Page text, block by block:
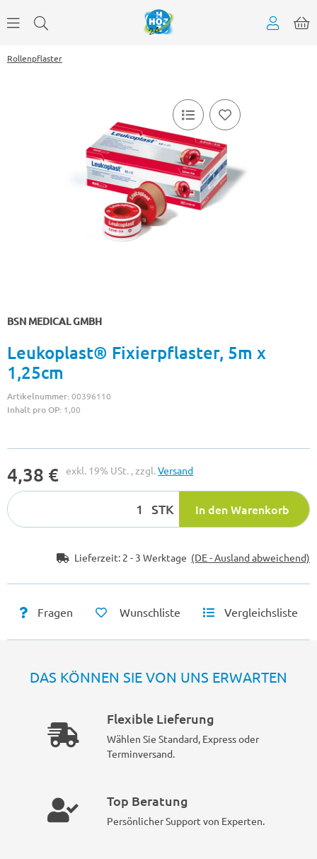
Rollenpflaster
BSN MEDICAL GMBH
Leukoplast® Fixierpflaster, 5m x
1,25cm
Artikelnummer:00396110
Inhalt pro OP: 1,00
4,38 € exkl. 19% USt. , zzgl.Versand
STK In den Warenkorb
Lieferzeit: 2 - 3 Werktage (DE - Ausland abweichend)
Fragen Wunschliste Vergleichsliste
DAS KÖNNEN SIE VON UNS ERWARTEN
Flexible Lieferung
Wählen Sie Standard, Express oder
Terminversand.
Top Beratung
Persönlicher Support von Experten.